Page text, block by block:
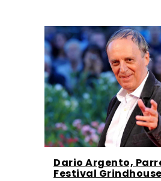
Dario Argento,
Festival